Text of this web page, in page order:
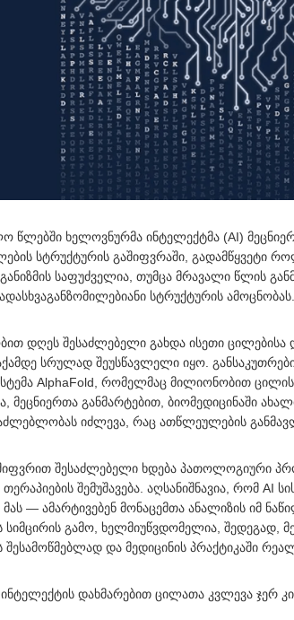
წლებში ხელოვნურმა ინტელექტმა (AI)
სტრუქტურის გაშიფვრაში, გადამწყვეტი
საფუძველია, თუმცა მრავალი წლის
სტრუქტურის ამოცნობას.
დღეს შესაძლებელი გახდა ისეთი
სრულად შეუსწავლელი იყო.
AlphaFold, რომელმაც მილიონობით
მეცნიერთა განმარტებით, ბიომედიცინაში
იძლევა, რაც ათწლეულების
შესაძლებელი ხდება პათოლოგიური
თერაპიების შემუშავება. აღსანიშნავია, რომ
— ამარტივებენ მონაცემთა ანალიზის იმ
გამო, ხელმიუწვდომელია, შედეგად,
შესამოწმებლად და მედიცინის პრაქტიკაში
დახმარებით ცილათა კვლევა ჯერ